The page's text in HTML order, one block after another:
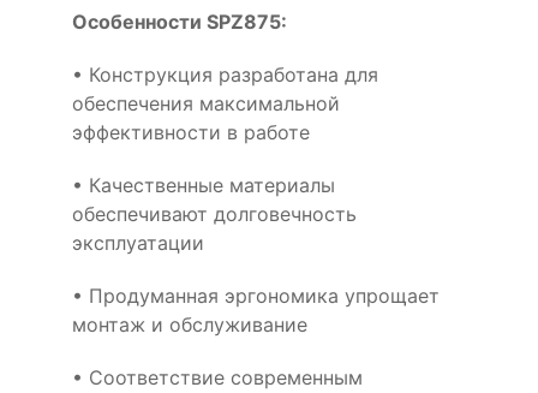
Особенности SPZ875:
• Конструкция разработана для
обеспечения максимальной
эффективности в работе
• Качественные материалы
обеспечивают долговечность
эксплуатации
• Продуманная эргономика упрощает
монтаж и обслуживание
• Соответствие современным